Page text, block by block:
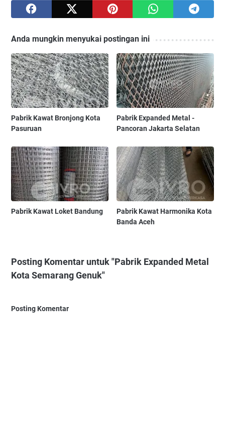
Anda mungkin menyukai postingan ini
Pabrik Kawat Bronjong Kota
Pasuruan
Pabrik Expanded Metal -
Pancoran Jakarta Selatan
Pabrik Kawat Loket Bandung
Pabrik Kawat Harmonika Kota
Banda Aceh
Posting Komentar untuk "Pabrik Expanded Metal
Kota Semarang Genuk"
Posting Komentar